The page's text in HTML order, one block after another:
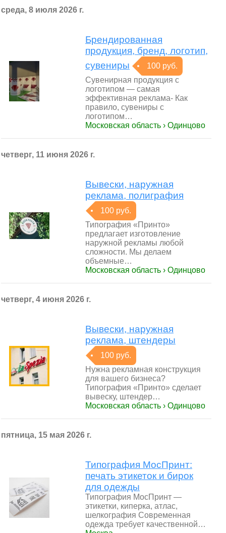
среда, 8 июля 2026 г.
Брендированная
продукция, бренд, логотип,
сувениры
100 руб.
Сувенирная продукция с
логотипом — самая
эффективная реклама- Как
правило, сувениры с
логотипом…
Московская область › Одинцово
четверг, 11 июня 2026 г.
Вывески, наружная
реклама, полиграфия
100 руб.
Типография «Принто»
предлагает изготовление
наружной рекламы любой
сложности. Мы делаем
объемные…
Московская область › Одинцово
четверг, 4 июня 2026 г.
Вывески, наружная
реклама, штендеры
100 руб.
Нужна рекламная конструкция
для вашего бизнеса?
Типография «Принто» сделает
вывеску, штендер…
Московская область › Одинцово
пятница, 15 мая 2026 г.
Типография МосПринт:
печать этикеток и бирок
для одежды
Типография МосПринт —
этикетки, киперка, атлас,
шелкография Современная
одежда требует качественной…